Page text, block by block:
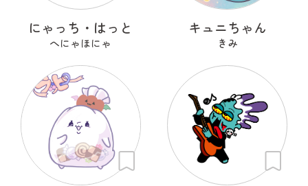
にゃっち・はっと
へにゃほにゃ
キュニちゃん
きみ